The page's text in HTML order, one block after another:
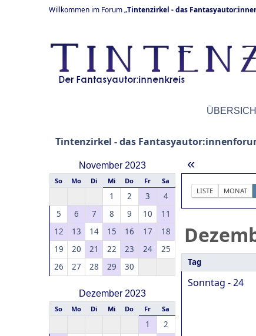
Willkommen im Forum „Tintenzirkel - das
Tintenzirkel - das
November 2023
So Mo Di Mi Do Fr Sa
1 2 3
4
5
6 7 8 9 10
11
12
13 14 15 16 17
18
19
20 21 22 23 24
25
26
27 28 29 30
Dezember 2023
So Mo Di Mi Do Fr Sa
1
2
«
LISTE MONAT
Tag
Sonntag - 24